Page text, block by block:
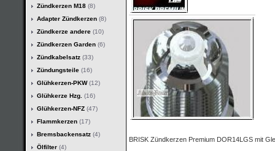
Zündkerzen M18(8)
Adapter Zündkerzen(8)
Zündkerze andere(10)
Zündkerzen Garden(6)
Zündkabelsatz(33)
Zündungsteile(16)
Glühkerzen-PKW(12)
Glühkerze Hzg. (16)
Glühkerzen-NFZ(47)
Flammkerzen(17)
Bremsbackensatz(4)
Ölfilter(4)
BRISK Zündkerzen Premium DOR14LGS mit